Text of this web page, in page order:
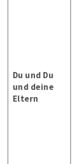
Du und Du
und deine
Eltern